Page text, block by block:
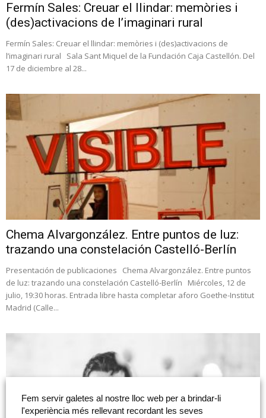
Fermín Sales: Creuar el llindar: memòries i
(des)activacions de l’imaginari rural
Fermín Sales: Creuar el llindar: memòries i (des)activacions de
l’imaginari rural Sala Sant Miquel de la Fundación Caja Castellón. Del
17 de diciembre al 28...
Chema Alvargonzález. Entre puntos de luz:
trazando una constelación Castelló-Berlín
Presentación de publicaciones Chema Alvargonzález. Entre puntos
de luz: trazando una constelación Castelló-Berlín Miércoles, 12 de
julio, 19:30 horas. Entrada libre hasta completar aforo Goethe-Institut
Madrid (Calle...
Fem servir galetes al nostre lloc web per a brindar-li
l'experiència més rellevant recordant les seves